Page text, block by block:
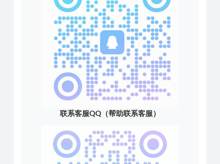
联系客服QQ（帮助联系客服）